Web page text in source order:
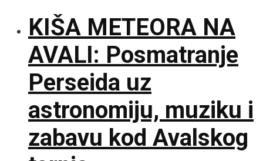
KIŠA METEORA NA
AVALI: Posmatranje
Perseida uz
astronomiju, muziku i
zabavu kod Avalskog